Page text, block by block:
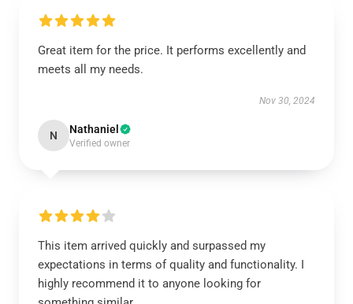
Great item for the price. It performs excellently and
meets all my needs.
Nov 30, 2024
N Nathaniel
Verified owner
This item arrived quickly and surpassed my
expectations in terms of quality and functionality. I
highly recommend it to anyone looking for